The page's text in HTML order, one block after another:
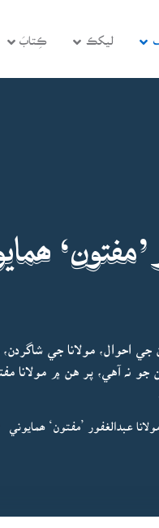
ليکڪ ڪِتابَ
’مفتون‘
جي احوال، مولانا جي
نہ آهي، پر هن ۾ مولانا
مولانا عبدالغفور ’مفتون‘ ھمايوني